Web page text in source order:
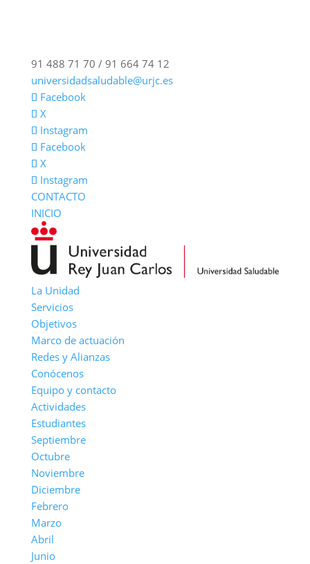
91 488 71 70 / 91 664 74 12
universidadsaludable@urjc.es
Facebook
X
Instagram
Facebook
X
Instagram
CONTACTO
INICIO
La Unidad
Servicios
Objetivos
Marco de actuación
Redes y Alianzas
Conócenos
Equipo y contacto
Actividades
Estudiantes
Septiembre
Octubre
Noviembre
Diciembre
Febrero
Marzo
Abril
Junio